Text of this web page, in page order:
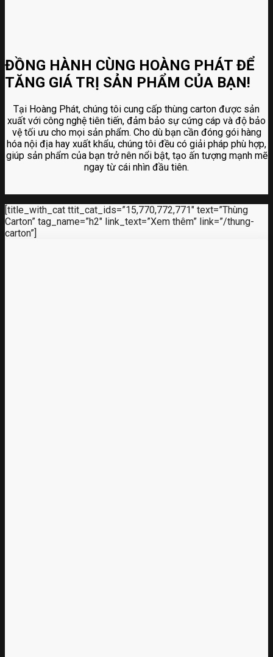
ĐỒNG HÀNH CÙNG HOÀNG PHÁT ĐỂ
TĂNG GIÁ TRỊ SẢN PHẨM CỦA BẠN!
Tại Hoàng Phát, chúng tôi cung cấp thùng carton được sản
xuất với công nghệ tiên tiến, đảm bảo sự cứng cáp và độ bảo
vệ tối ưu cho mọi sản phẩm. Cho dù bạn cần đóng gói hàng
hóa nội địa hay xuất khẩu, chúng tôi đều có giải pháp phù hợp,
giúp sản phẩm của bạn trở nên nổi bật, tạo ấn tượng mạnh mẽ
ngay từ cái nhìn đầu tiên.
[title_with_cat ttit_cat_ids=”15,770,772,771″ text=”Thùng
Carton” tag_name=”h2″ link_text=”Xem thêm” link=”/thung-
carton”]